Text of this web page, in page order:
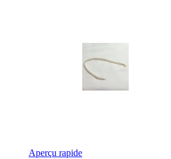
Aperçu rapide